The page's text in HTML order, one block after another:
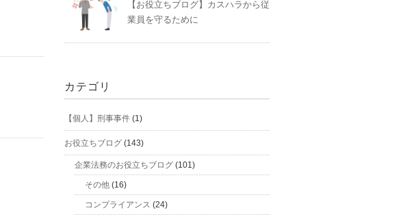
【お役立ちブログ】カスハラから従
業員を守るために
カテゴリ
【個人】刑事事件 (1)
お役立ちブログ (143)
企業法務のお役立ちブログ (101)
その他 (16)
コンプライアンス (24)